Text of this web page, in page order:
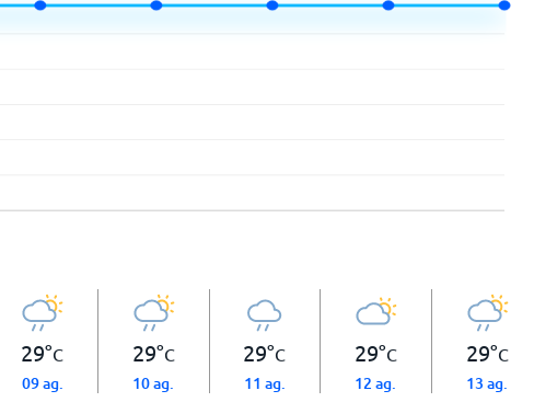
29°C
09 ag.
29°C
10 ag.
29°C
11 ag.
29°C
12 ag.
29°C
13 ag.